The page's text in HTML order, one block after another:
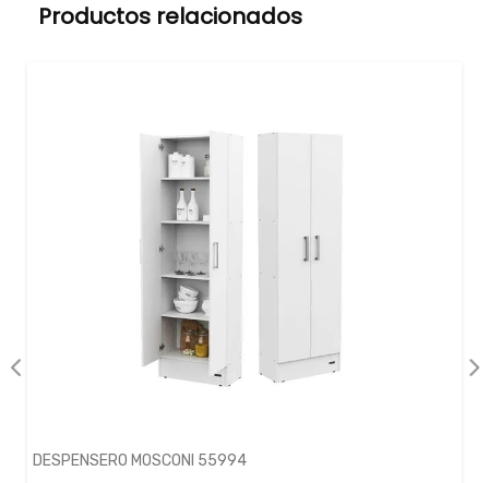
Productos relacionados
DESPENSERO MOSCONI 55994